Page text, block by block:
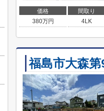
価格
間取り
380万円 4LK
福島市大森